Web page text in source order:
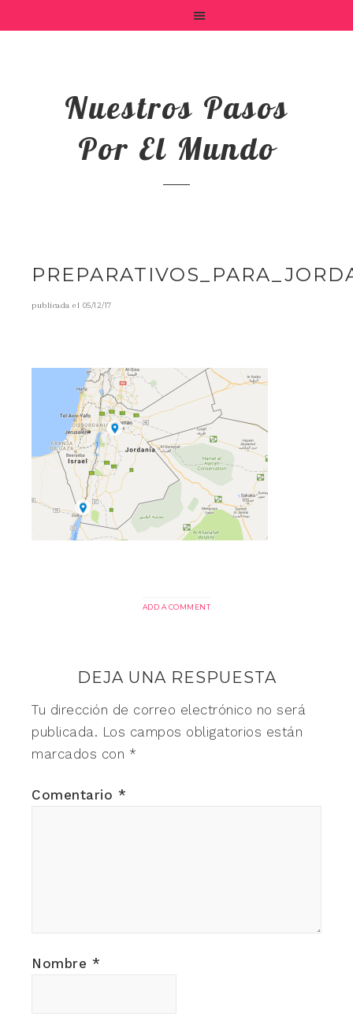
Nuestros Pasos
Por El Mundo
publicada el 05/12/17
ADD A COMMENT
DEJA UNA RESPUESTA
Tu dirección de correo electrónico no será
publicada. Los campos obligatorios están
marcados con *
Comentario *
Nombre *